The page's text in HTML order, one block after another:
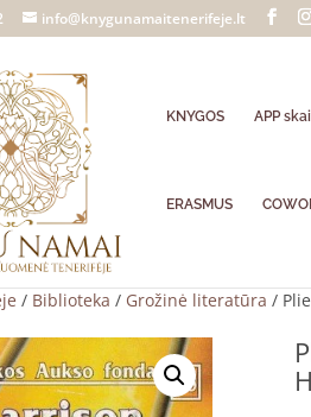
info@knygunamaitenerifeje.lt
KNYGOS APP
ERASMUS
/ Biblioteka / Grožinė literatūra /